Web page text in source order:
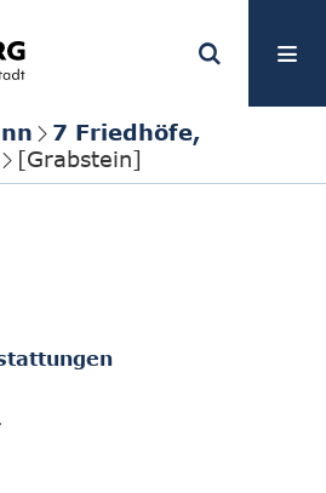
7 Friedhöfe,
[Grabstein]